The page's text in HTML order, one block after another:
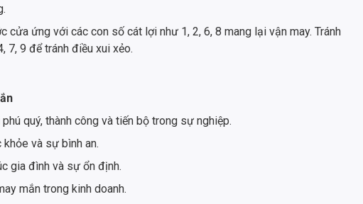
cửa ứng với các con số cát lợi như 1, 2, 6, 8 mang lại vận may. Tránh
7, 9 để tránh điều xui xẻo.
quý, thành công và tiến bộ trong sự nghiệp.
và sự bình an.
gia đình và sự ổn định.
mắn trong kinh doanh.